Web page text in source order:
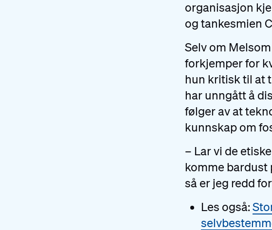
organisasjon
og tankesmien
Selv om
forkjemper for
hun kritisk til at
har unngått å
følger av at
kunnskap om
– Lar vi de
komme bardust
så er jeg redd
Les også: